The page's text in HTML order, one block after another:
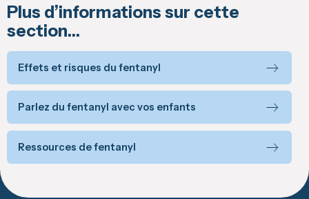
Plus d’informations sur cette
section…
Effets et risques du fentanyl
Parlez du fentanyl avec vos enfants
Ressources de fentanyl